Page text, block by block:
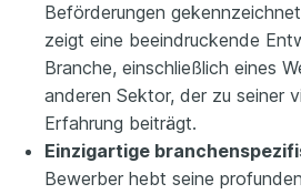
Beförderungen
zeigt eine beeindruckende
Branche, einschließlich eines
anderen Sektor, der zu seiner
Erfahrung beiträgt.
Einzigartige
Bewerber hebt seine